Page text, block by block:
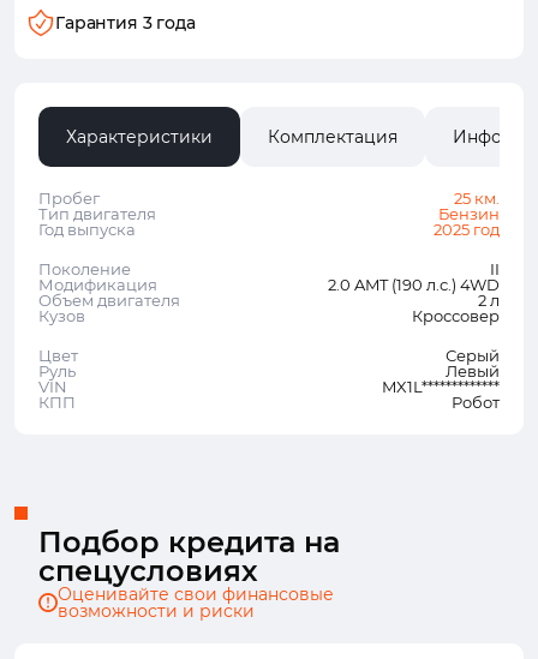
Гарантия 3 года
Характеристики Комплектация
Пробег
25 км.
Тип двигателя
Бензин
Год выпуска
2025 год
Поколение
II
Модификация
2.0 AMT (190 л.с.) 4WD
Объем двигателя
2 л
Кузов
Кроссовер
Цвет
Серый
Руль
Левый
VIN
MX1L*************
КПП
Робот
Подбор кредита на
спецусловиях
Оценивайте свои финансовые
возможности и риски